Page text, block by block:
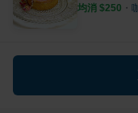
均消 $250 ・